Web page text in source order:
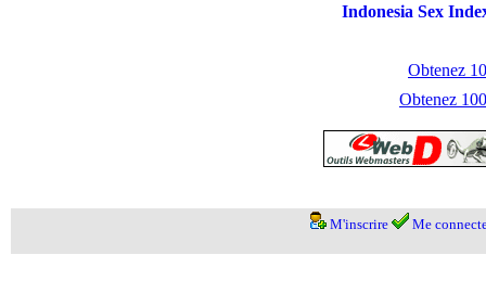
Indonesia Sex
Obtenez
Obtenez
M'inscrire Me